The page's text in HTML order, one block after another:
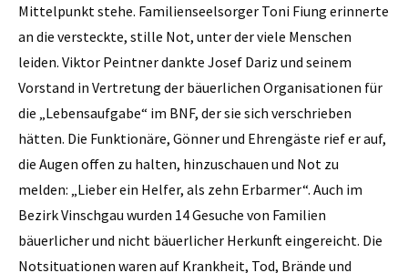
Mittelpunkt stehe. Familienseelsorger Toni Fiung erinnerte
an die versteckte, stille Not, unter der viele Menschen
leiden. Viktor Peintner dankte Josef Dariz und seinem
Vorstand in Vertretung der bäuerlichen Organisationen für
die „Lebensaufgabe“ im BNF, der sie sich verschrieben
hätten. Die Funktionäre, Gönner und Ehrengäste rief er auf,
die Augen offen zu halten, hinzuschauen und Not zu
melden: „Lieber ein Helfer, als zehn Erbarmer“. Auch im
Bezirk Vinschgau wurden 14 Gesuche von Familien
bäuerlicher und nicht bäuerlicher Herkunft eingereicht. Die
Notsituationen waren auf Krankheit, Tod, Brände und